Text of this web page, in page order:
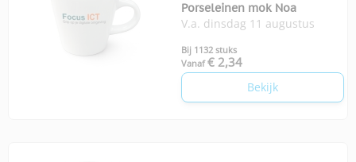
Porseleinen mok Noa
V.a. dinsdag 11 augustus
Bij 1132 stuks
Vanaf € 2,34
Bekijk